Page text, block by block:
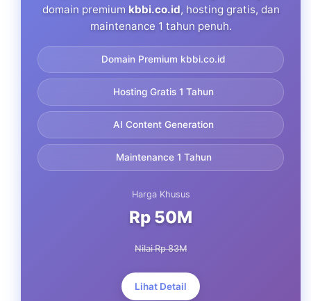
domain premium kbbi.co.id, hosting gratis, dan
maintenance 1 tahun penuh.
Domain Premium kbbi.co.id
Hosting Gratis 1 Tahun
AI Content Generation
Maintenance 1 Tahun
Harga Khusus
Rp 50M
Nilai Rp 83M
Lihat Detail